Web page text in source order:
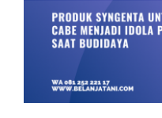
View
Larger